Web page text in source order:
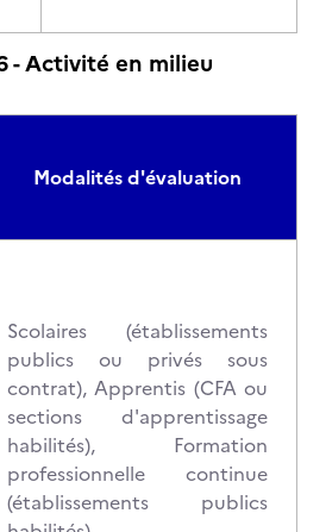
- Activité en milieu
Modalités d'évaluation
Scolaires (établissements
publics ou privés sous
contrat), Apprentis (CFA ou
sections d'apprentissage
habilités), Formation
professionnelle continue
(établissements publics